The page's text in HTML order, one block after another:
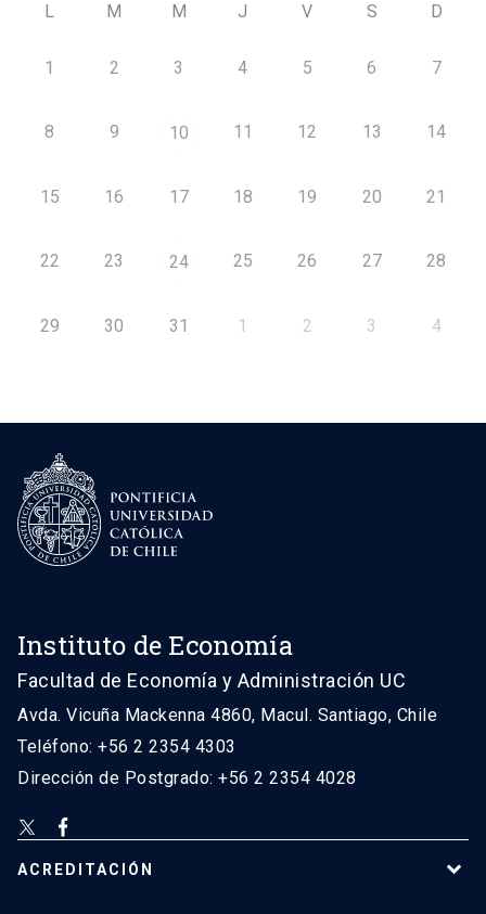
L M M J V S D
1 2 3 4 5 6 7
8 9 10 11 12 13 14
15 16 17 18 19 20 21
22 23 24 25 26 27 28
29 30 31 1 2 3 4
Instituto de Economía
Facultad de Economía y Administración UC
Avda. Vicuña Mackenna 4860, Macul. Santiago, Chile
Teléfono: +56 2 2354 4303
Dirección de Postgrado: +56 2 2354 4028
ACREDITACIÓN